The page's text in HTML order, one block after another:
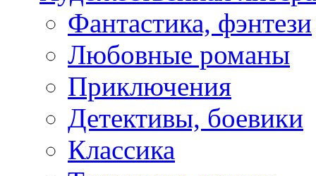
Фантастика, фэнтези
Любовные романы
Приключения
Детективы, боевики
Классика